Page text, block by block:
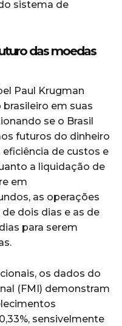
sistema de
das moedas
Paul Krugman
em suas
se o Brasil
futuros do dinheiro
de custos e
a liquidação de
em
as operações
dois dias e as de
para serem
os dados do
(FMI) demonstram
sensivelmente